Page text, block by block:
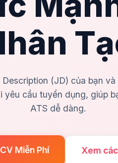
(JD) của bạn
yêu cầu tuyển dụng, giúp
ATS dễ dàng.
Miễn Phí Xem